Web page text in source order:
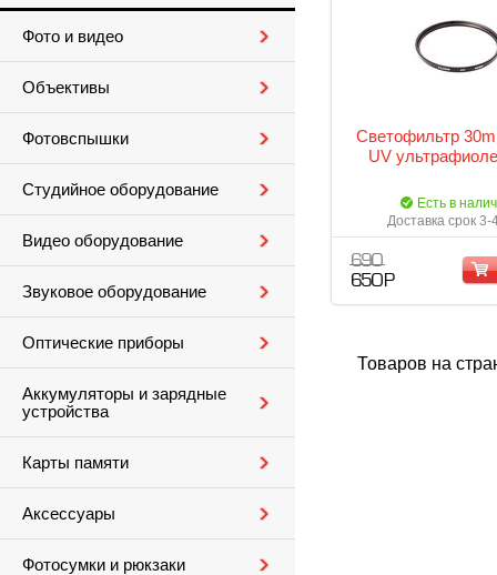
Фото и видео
Объективы
Фотовспышки
Студийное оборудование
Видео оборудование
Звуковое оборудование
Оптические приборы
Аккумуляторы и зарядные
устройства
Карты памяти
Аксессуары
Фотосумки и рюкзаки
Светофильтр
UV
Есть в
Доставка срок 3-
690
650 Р
Товаров на